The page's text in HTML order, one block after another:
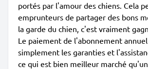
portés par l'amour des chiens. Cela
emprunteurs de partager des bons
la garde du chien, c'est vraiment
Le paiement de l'abonnement
simplement les garanties et
ce qui est bien meilleur marché